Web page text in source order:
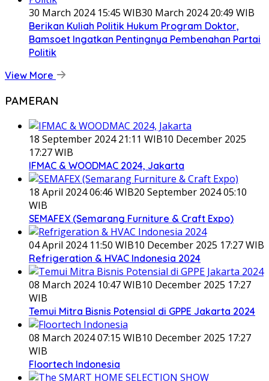
30 March 2024 15:45 WIB30 March 2024 20:49 WIB
Berikan Kuliah Politik Hukum Program Doktor,
Bamsoet Ingatkan Pentingnya Pembenahan Partai
Politik
View More
PAMERAN
18 September 2024 21:11 WIB10 December 2025
17:27 WIB
IFMAC & WOODMAC 2024, Jakarta
18 April 2024 06:46 WIB20 September 2024 05:10
WIB
SEMAFEX (Semarang Furniture & Craft Expo)
04 April 2024 11:50 WIB10 December 2025 17:27 WIB
Refrigeration & HVAC Indonesia 2024
08 March 2024 10:47 WIB10 December 2025 17:27
WIB
Temui Mitra Bisnis Potensial di GPPE Jakarta 2024
08 March 2024 07:15 WIB10 December 2025 17:27
WIB
Floortech Indonesia